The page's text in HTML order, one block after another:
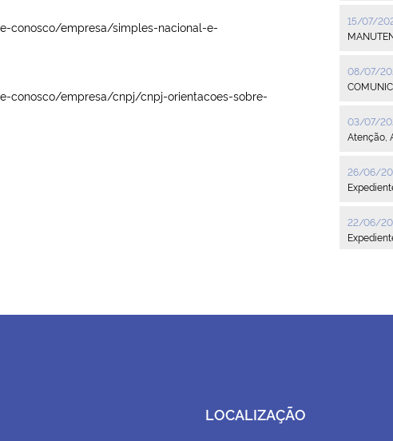
conosco/empresa/simples-nacional-e-
conosco/empresa/cnpj/cnpj-orientacoes-sobre-
15/07/
08/07/
03/07/
Atenção,
26/06/
22/06/
LOCALIZAÇÃO